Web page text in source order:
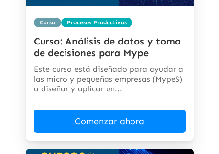
Curso Procesos Productivos
Curso: Análisis de datos y toma
de decisiones para Mype
Este curso está diseñado para ayudar a
las micro y pequeñas empresas (MypeS)
a diseñar y aplicar un...
Comenzar ahora